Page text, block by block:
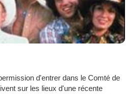
d'entrer dans le Comté de
sur les lieux d'une récente